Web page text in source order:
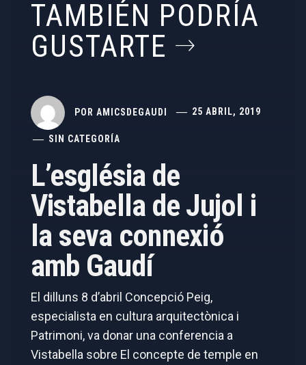
TAMBIÉN PODRÍA
GUSTARTE
POR AMICSDEGAUDI 25 ABRIL, 2019
SIN CATEGORÍA
L’església de
Vistabella de Jujol i
la seva connexió
amb Gaudí
El dilluns 8 d’abril Concepció Peig,
especialista en cultura arquitectònica i
Patrimoni, va donar una conferencia a
Vistabella sobre El concepte de temple en